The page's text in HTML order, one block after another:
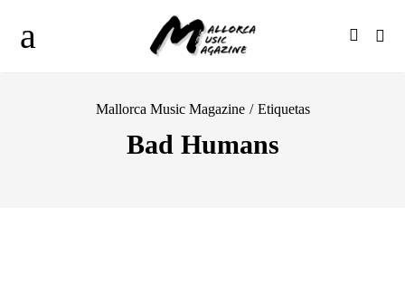
Mallorca Music Magazine / Etiquetas
Bad Humans